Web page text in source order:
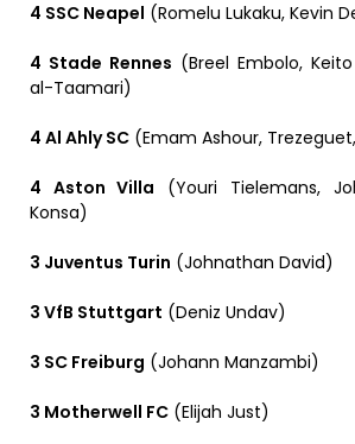
4 SSC Neapel (Romelu Lukaku, Kevin
4 Stade Rennes (Breel Embolo,
al-Taamari)
4 Al Ahly SC (Emam Ashour,
4 Aston Villa (Youri Tielemans,
Konsa)
3 Juventus Turin (Johnathan David)
3 VfB Stuttgart (Deniz Undav)
3 SC Freiburg (Johann Manzambi)
3 Motherwell FC (Elijah Just)